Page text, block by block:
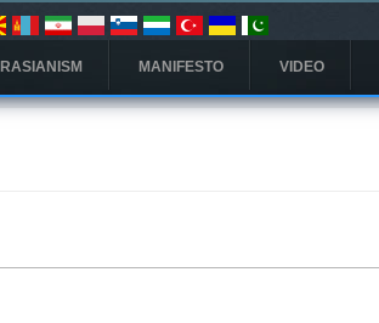
MANIFESTO VIDEO